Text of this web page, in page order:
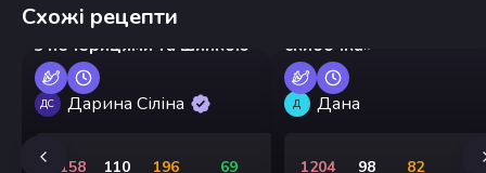
Схожі рецепти
Салат «Грибна галявина»
з печерицями та шинкою
ДС Дарина Сіліна
2158 110 196 69
скибочка»
Д Дана
1204 98 82 41